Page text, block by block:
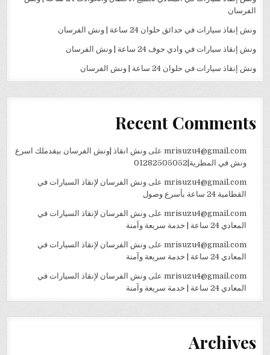
الفرسان
ونش إنقاذ سيارات في حدائق حلوان 24 ساعة | ونش الفرسان
ونش إنقاذ سيارات في وادي حوف 24 ساعة | ونش الفرسان
ونش إنقاذ سيارات في حلوان 24 ساعة | ونش الفرسان
Recent Comments
mrisuzu4@gmail.comعلى ونش انقاذ |ونش الفرسان بيقدملك اسرع
ونش في المطرية|01282505052
mrisuzu4@gmail.comعلى ونش الفرسان لإنقاذ السيارات في
القطامية 24 ساعة بأسرع وصول
mrisuzu4@gmail.comعلى ونش الفرسان لإنقاذ السيارات في
المعادي 24 ساعة | خدمة سريعة وآمنة
mrisuzu4@gmail.comعلى ونش الفرسان لإنقاذ السيارات في
المعادي 24 ساعة | خدمة سريعة وآمنة
mrisuzu4@gmail.comعلى ونش الفرسان لإنقاذ السيارات في
المعادي 24 ساعة | خدمة سريعة وآمنة
Archives